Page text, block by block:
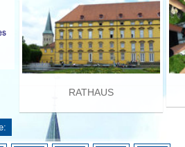
RATHAUS